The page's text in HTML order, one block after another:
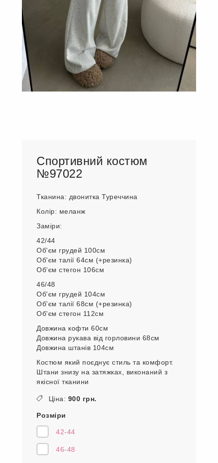
Спортивний костюм
№97022
Тканина: двонитка Туреччина
Колір: меланж
Заміри:
42/44
Об'єм грудей 100см
Об'єм талії 64см (+резинка)
Об'єм стегон 106см
46/48
Об'єм грудей 104см
Об'єм талії 68см (+резинка)
Об'єм стегон 112см
Довжина кофти 60см
Довжина рукава від горловини 68см
Довжина штанів 104см
Костюм який поєднує стиль та комфорт.
Штани знизу на затяжках, виконаний з
якісної тканини
Ціна: 900 грн.
Розміри
42-44
46-48